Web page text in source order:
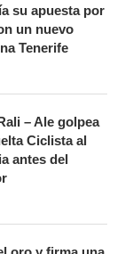
su apuesta por
un nuevo
Tenerife
– Ale golpea
Ciclista al
antes del